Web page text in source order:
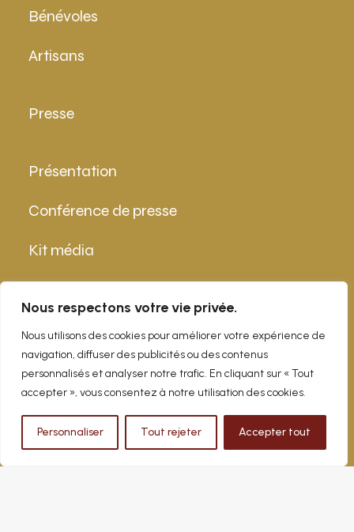
Nous respectons votre vie privée.
Nous utilisons des cookies pour améliorer votre expérience de
navigation, diffuser des publicités ou des contenus
personnalisés et analyser notre trafic. En cliquant sur « Tout
accepter », vous consentez à notre utilisation des cookies.
Personnaliser Tout rejeter Accepter tout
Bénévoles
Artisans
Presse
Présentation
Conférence de presse
Kit média
Contact
info@epicurialpes.ch